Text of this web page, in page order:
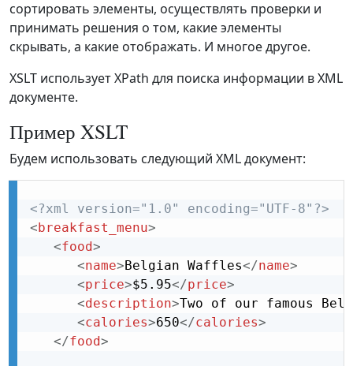
сортировать элементы, осуществлять проверки и
принимать решения о том, какие элементы
скрывать, а какие отображать. И многое другое.
XSLT использует XPath для поиска информации в XML
документе.
Пример XSLT
Будем использовать следующий XML документ:
<?xml version="1.0" encoding="UTF-8"?>
< breakfast_menu>
<food>
<name>Belgian Waffles</name>
<price>$5.95</price>
<description>Two of our famous
<calories>650</calories>
</food>